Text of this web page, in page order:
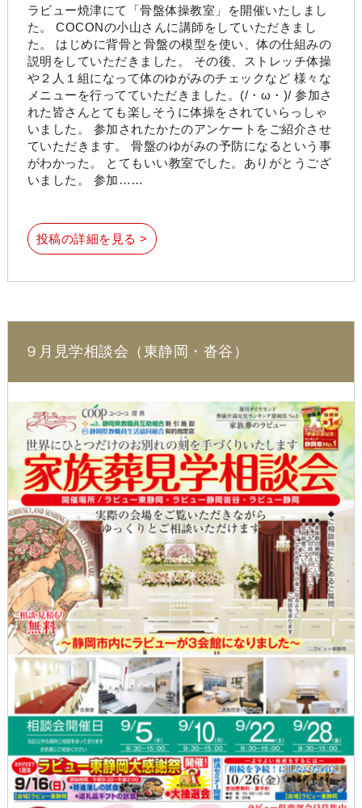
ラビュー焼津にて「骨盤体操教室」を開催いたしまし
た。 COCONの小山さんに講師をしていただきまし
た。 はじめに背骨と骨盤の模型を使い、体の仕組みの
説明をしていただきました。 その後、ストレッチ体操
や２人１組になって体のゆがみのチェックなど 様々な
メニューを行ってていただきました。(/・ω・)/ 参加さ
れた皆さんとても楽しそうに体操をされていらっしゃ
いました。 参加されたかたのアンケートをご紹介させ
ていただきます。 骨盤のゆがみの予防になるという事
がわかった。 とてもいい教室でした。ありがとうござ
いました。 参加……
投稿の詳細を見る >
９月見学相談会（東静岡・沓谷）